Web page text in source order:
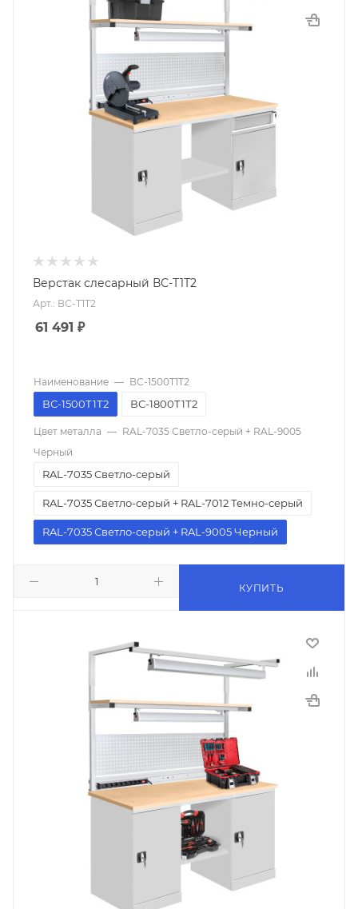
Верстак слесарный ВС-Т1Т2
Арт.: ВС-Т1Т2
61 491 ₽
КУПИТЬ
Наименование — ВС-1500Т1Т2
ВС-1500Т1Т2 ВС-1800Т1Т2
Цвет металла — RAL-7035 Светло-серый + RAL-9005
Черный
RAL-7035 Светло-серый
RAL-7035 Светло-серый + RAL-7012 Темно-серый
RAL-7035 Светло-серый + RAL-9005 Черный